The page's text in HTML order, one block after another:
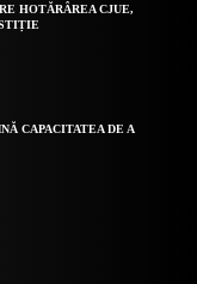
HOTĂRÂREA CJUE,
CAPACITATEA DE A